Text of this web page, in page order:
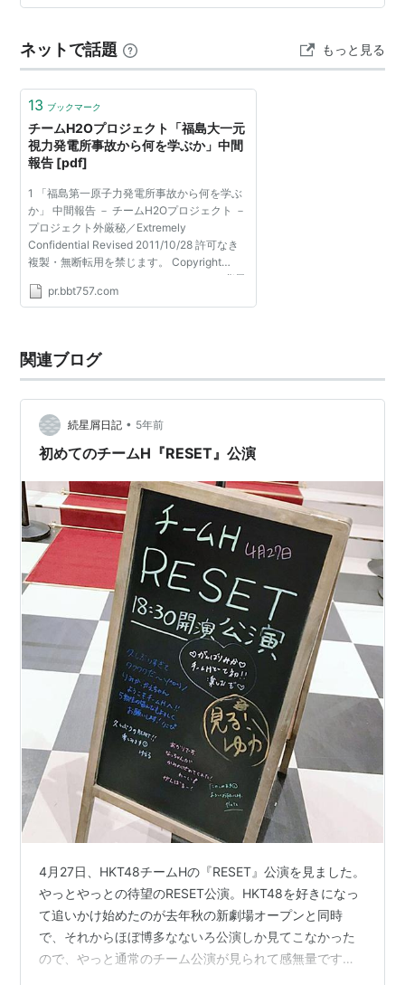
ました。しかしここ最近、劇場公演を見てほしいという
公演を見た感想をちゃんと記しておこうかなと、この記
事を書いた次第です。 何故にメンバーが公演を見てほし
いと、今まで以上に発信…
ネットで話題 もっと見る
13 ブックマーク
チームH2Oプロジェクト「福島大一元
視力発電所事故から何を学ぶか」中間
報告 [pdf]
1 「福島第一原子力発電所事故から何を学ぶ
か」 中間報告 － チームH2Oプロジェクト －
プロジェクト外厳秘／Extremely
Confidential Revised 2011/10/28 許可なき
複製・無断転用を禁じます。 Copyright
Team H2O Project all rights reserved 2 背景
－ 本プロジェクトについて － プロジェクト
pr.bbt757.com
関連ブログ
続星屑日記 • 5年前
初めてのチームH『RESET』公演
4月27日、HKT48チームHの『RESET』公演を見ました。
やっとやっとの待望のRESET公演。HKT48を好きになっ
て追いかけ始めたのが去年秋の新劇場オープンと同時
で、それからほぼ博多なないろ公演しか見てこなかった
ので、やっと通常のチーム公演が見られて感無量です。